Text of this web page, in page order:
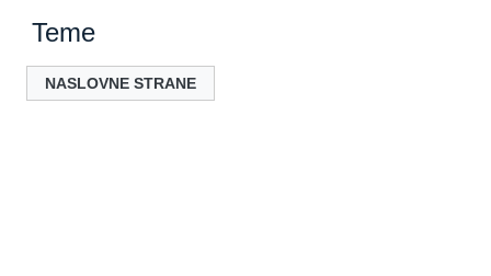
Teme
NASLOVNE STRANE